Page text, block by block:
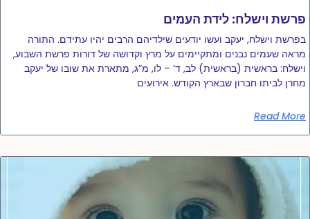
פרשת וישלח: לידת העמים
בפרשת וישלח, יעקב ועשו יודעים שילדיהם הרבים יהיו עתידם. התורה
מראה שעמים נבנים ומתקיימים על מרץ וקדושה של דורות פרשת השבוע,
וישלח: בראשית (בראשית) לב, ד’ – לו, מ”ג, מתארת ​​את שובו של יעקב
מחרן לביתו חברון שבארץ הקודש. אירועים
Read More